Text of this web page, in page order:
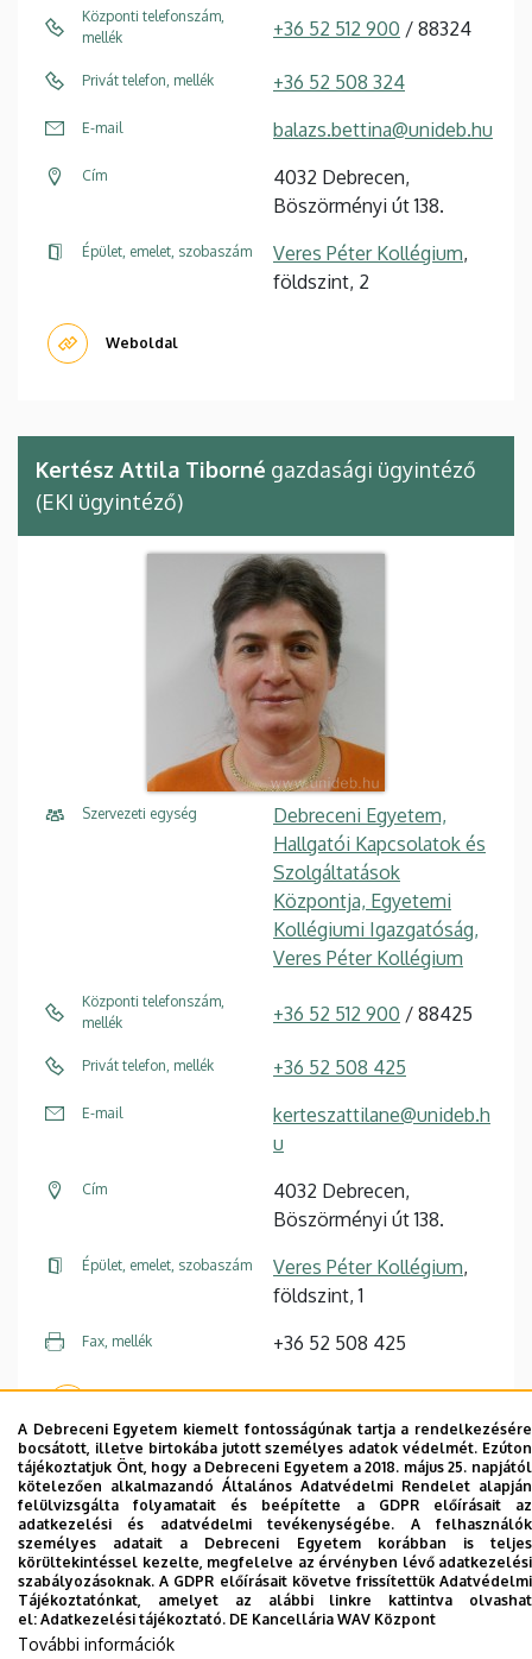
Központi telefonszám,
mellék
+36 52 512 900 / 88324
Privát telefon, mellék +36 52 508 324
E-mail balazs.bettina@unideb.hu
Cím
4032 Debrecen,
Böszörményi út 138.
Épület, emelet, szobaszám Veres Péter Kollégium,
földszint, 2
Weboldal
Kertész Attila Tiborné gazdasági ügyintéző
(EKI ügyintéző)
Szervezeti egység
Debreceni Egyetem,
Hallgatói Kapcsolatok és
Szolgáltatások
Központja, Egyetemi
Kollégiumi Igazgatóság,
Veres Péter Kollégium
Központi telefonszám,
mellék
+36 52 512 900 / 88425
Privát telefon, mellék +36 52 508 425
E-mail
kerteszattilane@unideb.h
u
Cím
4032 Debrecen,
Böszörményi út 138.
Épület, emelet, szobaszám Veres Péter Kollégium,
földszint, 1
Fax, mellék +36 52 508 425
Dolgozói adatmódosítás igénylése a DE
telefonkönyvében|Külső személyek rögzítése a
DE telefonkönyvében| Súgó| Hibabejelentés
A Debreceni Egyetem kiemelt fontosságúnak tartja a rendelkezésére
bocsátott, illetve birtokába jutott személyes adatok védelmét. Ezúton
tájékoztatjuk Önt, hogy a Debreceni Egyetem a 2018. május 25. napjától
kötelezően alkalmazandó Általános Adatvédelmi Rendelet alapján
felülvizsgálta folyamatait és beépítette a GDPR előírásait az
adatkezelési és adatvédelmi tevékenységébe. A felhasználók
személyes adatait a Debreceni Egyetem korábban is teljes
körültekintéssel kezelte, megfelelve az érvényben lévő adatkezelési
szabályozásoknak. A GDPR előírásait követve frissítettük Adatvédelmi
Tájékoztatónkat, amelyet az alábbi linkre kattintva olvashat
el: Adatkezelési tájékoztató. DE Kancellária WAV Központ
További információk